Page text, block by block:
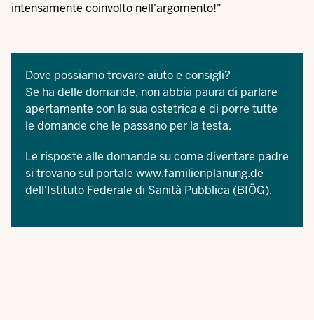
intensamente coinvolto nell'argomento!"
Dove possiamo trovare aiuto e consigli?
Se ha delle domande, non abbia paura di parlare
apertamente con la sua ostetrica e di porre tutte
le domande che le passano per la testa.
Le risposte alle domande su come diventare padre
si trovano sul portale www.familienplanung.de
dell'Istituto Federale di Sanità Pubblica (BIÖG).